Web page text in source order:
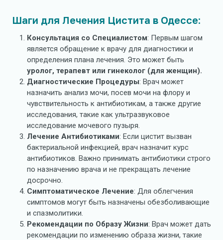
Шаги для Лечения Цистита в Одессе:
Консультация со Специалистом: Первым шагом
является обращение к врачу для диагностики и
определения плана лечения. Это может быть
уролог, терапевт или гинеколог (для женщин).
Диагностические Процедуры: Врач может
назначить анализ мочи, посев мочи на флору и
чувствительность к антибиотикам, а также другие
исследования, такие как ультразвуковое
исследование мочевого пузыря.
Лечение Антибиотиками: Если цистит вызван
бактериальной инфекцией, врач назначит курс
антибиотиков. Важно принимать антибиотики строго
по назначению врача и не прекращать лечение
досрочно.
Симптоматическое Лечение: Для облегчения
симптомов могут быть назначены обезболивающие
и спазмолитики.
Рекомендации по Образу Жизни: Врач может дать
рекомендации по изменению образа жизни, такие